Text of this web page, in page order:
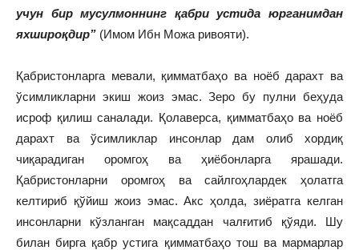
учун бир мусулмоннинг қабри устида юрганимдан
яхшироқдир” (Имом Ибн Можа ривояти).
Қабристонларга мевали, қимматбаҳо ва ноёб дарахт ва
ўсимликларни экиш жоиз эмас. Зеро бу пулни беҳуда
исроф қилиш саналади. Қолаверса, қимматбаҳо ва ноёб
дарахт ва ўсимликлар инсонлар дам олиб хордиқ
чиқарадиган оромгоҳ ва ҳиёбонларга ярашади.
Қабристонларни оромгоҳ ва сайлгоҳлардек ҳолатга
келтириб қўйиш жоиз эмас. Акс ҳолда, зиёратга келган
инсонларни кўзланган мақсаддан чалғитиб қўяди. Шу
билан бирга қабр устига қимматбаҳо тош ва мармарлар